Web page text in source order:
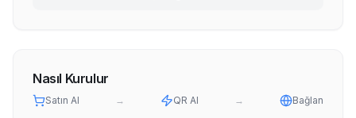
Nasıl Kurulur
Satın Al → QR Al → Bağlan